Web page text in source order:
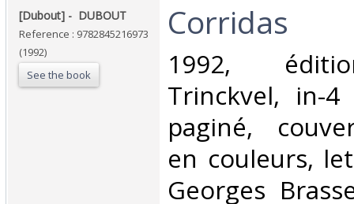
‎[Dubout] - ‎ ‎DUBOUT‎
Reference : 9782845216973
(1992)
See the book
‎Corridas‎
‎1992,
Trinckvel, in-
paginé,
en couleurs,
Georges